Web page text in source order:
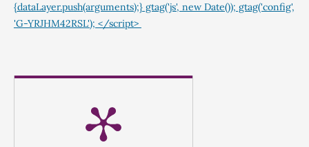
{dataLayer.push(arguments);} gtag('js', new Date()); gtag('config',
'G-YRJHM42RSL'); </script>